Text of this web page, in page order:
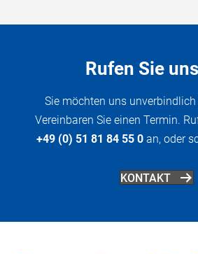
Rufen Sie
Sie möchten uns unverbindlich
Vereinbaren Sie einen Termin.
+49 (0) 51 81 84 55 0 an, oder
KONTAKT